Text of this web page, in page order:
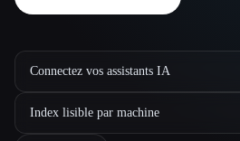
Connectez vos assistants IA
Index lisible par machine